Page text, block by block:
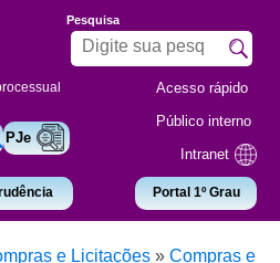
PJe
Pesquisa
Acesso rápido
Público interno
Intranet
Portal 1º Grau
e Licitações » Compras e